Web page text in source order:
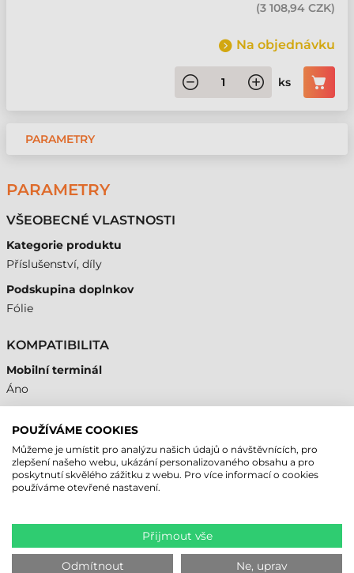
(3 108,94 CZK)
Na objednávku
ks
PARAMETRY
PARAMETRY
VŠEOBECNÉ VLASTNOSTI
Kategorie produktu
Příslušenství, díly
Podskupina doplnkov
Fólie
KOMPATIBILITA
Mobilní terminál
Áno
NAPOSLEDY PROHLÍŽENÉ PRODUKTY
DISPLEJE FÓLIE, WD200
PLUS, 10 KS/BALENÍ
POUŽÍVÁME COOKIES
Můžeme je umístit pro analýzu našich údajů o návštěvnících, pro
zlepšení našeho webu, ukázání personalizovaného obsahu a pro
poskytnutí skvělého zážitku z webu. Pro více informací o cookies
používáme otevřené nastavení.
Přijmout vše
Odmítnout Ne, uprav